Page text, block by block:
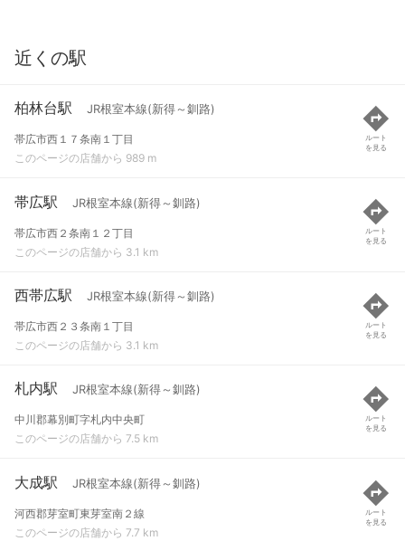
近くの駅
柏林台駅 JR根室本線(新得～釧路)
帯広市西１７条南１丁目
このページの店舗から 989 m
ルート
を見る
帯広駅 JR根室本線(新得～釧路)
帯広市西２条南１２丁目
このページの店舗から 3.1 km
ルート
を見る
西帯広駅 JR根室本線(新得～釧路)
帯広市西２３条南１丁目
このページの店舗から 3.1 km
ルート
を見る
札内駅 JR根室本線(新得～釧路)
中川郡幕別町字札内中央町
このページの店舗から 7.5 km
ルート
を見る
大成駅 JR根室本線(新得～釧路)
河西郡芽室町東芽室南２線
このページの店舗から 7.7 km
ルート
を見る